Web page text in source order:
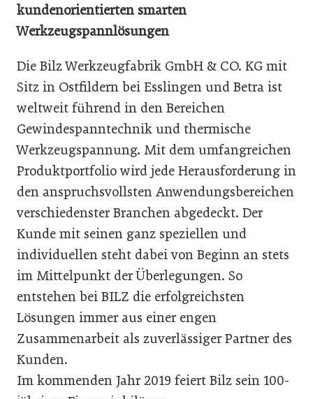
kundenorientierten smarten
Werkzeugspannlösungen
Die Bilz Werkzeugfabrik GmbH & CO. KG mit
Sitz in Ostfildern bei Esslingen und Betra ist
weltweit führend in den Bereichen
Gewindespanntechnik und thermische
Werkzeugspannung. Mit dem umfangreichen
Produktportfolio wird jede Herausforderung in
den anspruchsvollsten Anwendungsbereichen
verschiedenster Branchen abgedeckt. Der
Kunde mit seinen ganz speziellen und
individuellen steht dabei von Beginn an stets
im Mittelpunkt der Überlegungen. So
entstehen bei BILZ die erfolgreichsten
Lösungen immer aus einer engen
Zusammenarbeit als zuverlässiger Partner des
Kunden.
Im kommenden Jahr 2019 feiert Bilz sein 100-